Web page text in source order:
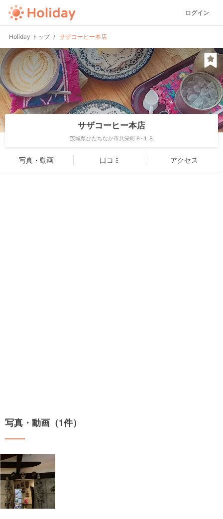
ログイン
Holiday トップ サザコーヒー本店
サザコーヒー本店
茨城県ひたちなか市共栄町８-１８
写真・動画 口コミ アクセス
写真・動画（1件）